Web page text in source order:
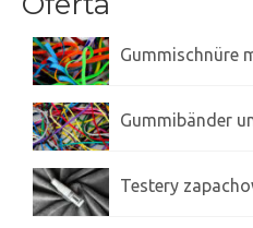
Paleta kolorów
Paleta kolorów
SO’YES
Dyfuzory
Zapachy do aut
Gummischnüre
Gummibänder
Testery